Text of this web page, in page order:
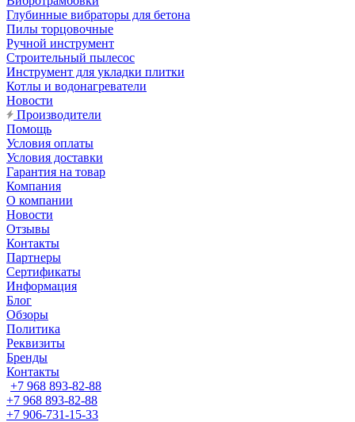
Глубинные вибраторы для бетона
Пилы торцовочные
Ручной инструмент
Строительный пылесос
Инструмент для укладки плитки
Котлы и водонагреватели
Новости
Производители
Помощь
Условия оплаты
Условия доставки
Гарантия на товар
Компания
О компании
Новости
Отзывы
Контакты
Партнеры
Сертификаты
Информация
Блог
Обзоры
Политика
Реквизиты
Бренды
Контакты
+7 968 893-82-88
+7 968 893-82-88
+7 906-731-15-33